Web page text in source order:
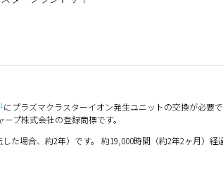
にプラズマクラスターイオン発生ユニットの交換が必要で
プ株式会社の登録商標です。
場合、約2年）です。 約19,000時間（約2年2ヶ月）